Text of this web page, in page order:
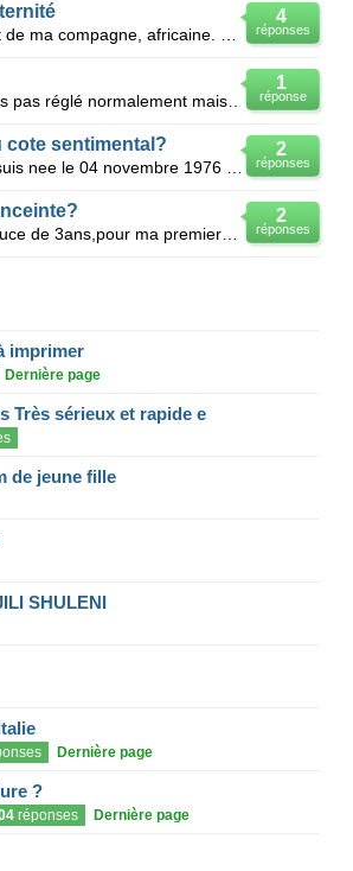
4
réponses
1
réponse
Bonjour, je ne prend pas la pilule et je ne suis pas réglé normalement mais cela depuis toujours
2
réponses
cote sentimental?
2
réponses
Bonjour ,j'ai 22 ans et maman d'une petite puce de 3ans,pour ma premiere grossesse je suis tombé enc
imprimer
Dernière page
Très sérieux et rapide e
de jeune fille
SHULENI
Dernière page
?
réponses Dernière page